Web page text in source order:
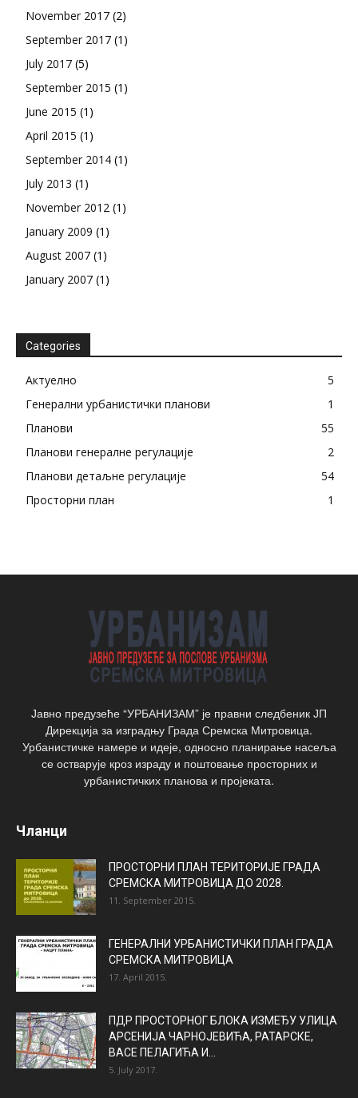
November 2017 (2)
September 2017 (1)
July 2017 (5)
September 2015 (1)
June 2015 (1)
April 2015 (1)
September 2014 (1)
July 2013 (1)
November 2012 (1)
January 2009 (1)
August 2007 (1)
January 2007 (1)
Categories
Актуелно
5
Генерални урбанистички планови
1
Планови
55
Планови генералне регулације
2
Планови детаљне регулације
54
Просторни план
1
Јавно предузеће “УРБАНИЗАМ” је правни следбеник ЈП
Дирекција за изградњу Града Сремска Митровица.
Урбанистичке намере и идеје, односно планирање насеља
се остварује кроз израду и поштовање просторних и
урбанистичких планова и пројеката.
Чланци
ПРОСТОРНИ ПЛАН ТЕРИТОРИЈЕ ГРАДА
СРЕМСКА МИТРОВИЦА ДО 2028.
11. September 2015.
ГЕНЕРАЛНИ УРБАНИСТИЧКИ ПЛАН ГРАДА
СРЕМСКА МИТРОВИЦА
17. April 2015.
ПДР ПРОСТОРНОГ БЛОКА ИЗМЕЂУ УЛИЦА
АРСЕНИЈА ЧАРНОЈЕВИЋА, РАТАРСКЕ,
ВАСЕ ПЕЛАГИЋА И...
5. July 2017.